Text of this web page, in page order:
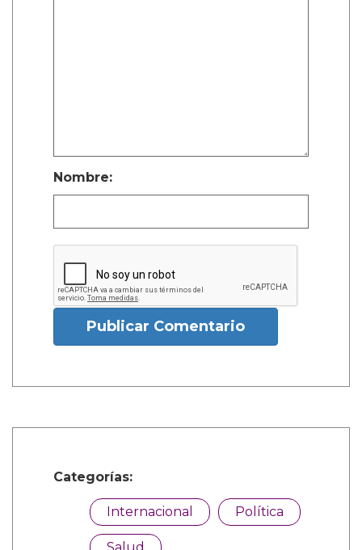
Nombre:
Publicar Comentario
Categorías:
Internacional Política